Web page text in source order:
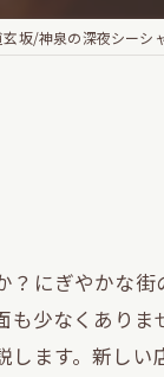
坂/神泉の深夜シーシ
にぎやかな街
少なくありま
ます。新しい